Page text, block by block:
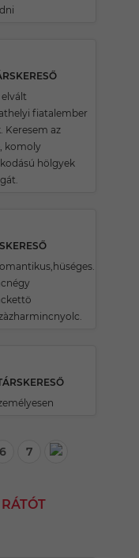
elvált
fiatalember
Keresem az
komoly
hölgyek
6 7